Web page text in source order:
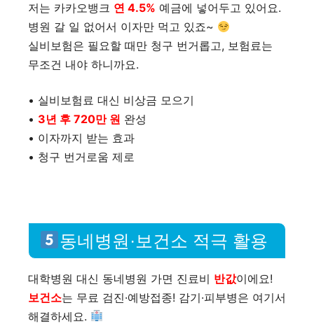
저는 카카오뱅크 연 4.5% 예금에 넣어두고 있어요.
병원 갈 일 없어서 이자만 먹고 있죠~
실비보험은 필요할 때만 청구 번거롭고, 보험료는
무조건 내야 하니까요.
• 실비보험료 대신 비상금 모으기
• 3년 후 720만 원 완성
• 이자까지 받는 효과
• 청구 번거로움 제로
동네병원·보건소 적극 활용
대학병원 대신 동네병원 가면 진료비 반값이에요!
보건소는 무료 검진·예방접종! 감기·피부병은 여기서
해결하세요.